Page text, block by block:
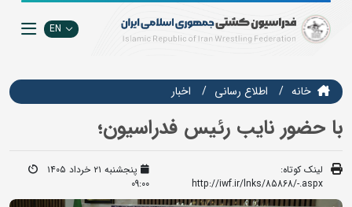
EN
خانه اطلاع رسانی اخبار
با حضور نایب رئیس فدراسیون؛
لینک کوتاه:
http://iwf.ir/lnks/85868/-.aspx
پنجشنبه ۲۱ خرداد ۱۴۰۵
09:00